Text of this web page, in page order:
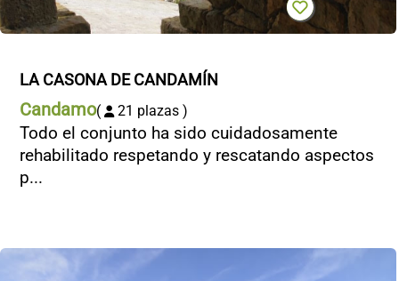
LA CASONA DE CANDAMÍN
Candamo( 21 plazas )
Todo el conjunto ha sido cuidadosamente
rehabilitado respetando y rescatando aspectos
p...